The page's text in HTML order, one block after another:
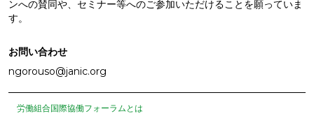
ンへの賛同や、セミナー等へのご参加いただけることを願っていま
す。
お問い合わせ
ngorouso@janic.org
労働組合国際協働フォーラムとは